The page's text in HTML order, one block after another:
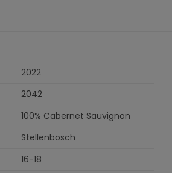
2022
2042
100% Cabernet Sauvignon
Stellenbosch
16-18